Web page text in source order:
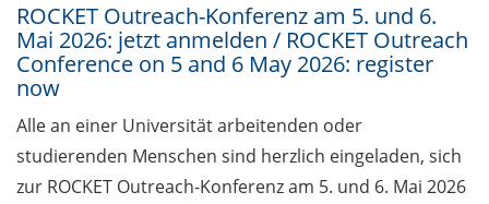
ROCKET Outreach-Konferenz am 5. und 6.
Mai 2026: jetzt anmelden / ROCKET Outreach
Conference on 5 and 6 May 2026: register
now
Alle an einer Universität arbeitenden oder
studierenden Menschen sind herzlich eingeladen, sich
zur ROCKET Outreach-Konferenz am 5. und 6. Mai 2026